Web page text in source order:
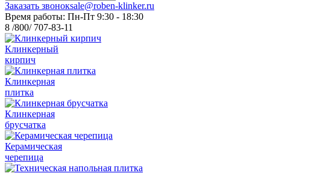
Заказать звонокsale@roben-klinker.ru
Время работы: Пн-Пт 9:30 - 18:30
8 /800/ 707-83-11
Клинкерный
кирпич
Клинкерная
плитка
Клинкерная
брусчатка
Керамическая
черепица